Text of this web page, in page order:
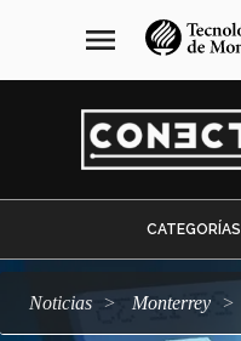
navegación
principal
menu
CATEGORÍAS
Noticias Monterrey